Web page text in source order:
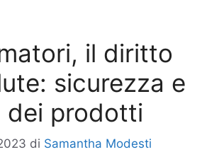
il diritto
sicurezza e
dei prodotti
di Samantha Modesti